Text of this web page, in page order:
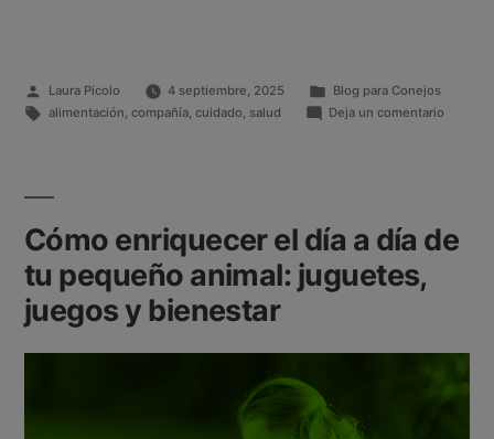
Laura Picolo 4 septiembre, 2025
Blog para Conejos
alimentación, compañía, cuidado, salud Deja un comentario
Cómo enriquecer el día a día de
tu pequeño animal: juguetes,
juegos y bienestar